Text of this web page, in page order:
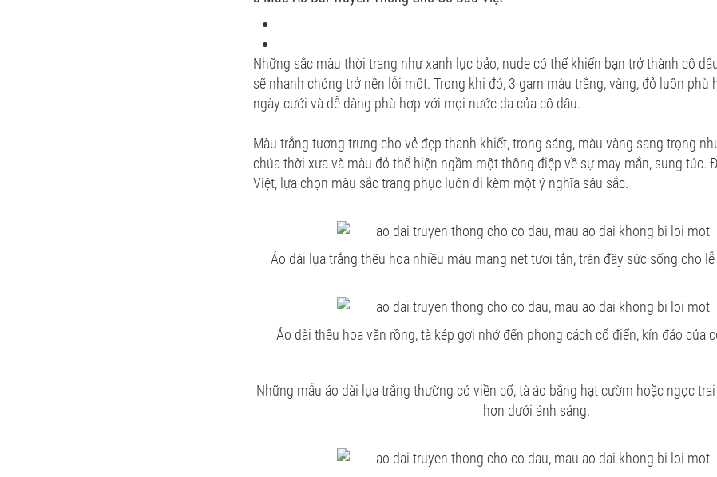
Những sắc màu thời trang như xanh lục bảo, nude có thể khiến bạn trở thành cô
sẽ nhanh chóng trở nên lỗi mốt. Trong khi đó, 3 gam màu trắng, vàng, đỏ luôn phù
ngày cưới và dễ dàng phù hợp với mọi nước da của cô dâu.
Màu trắng tượng trưng cho vẻ đẹp thanh khiết, trong sáng, màu vàng sang trọng
chúa thời xưa và màu đỏ thể hiện ngầm một thông điệp về sự may mắn, sung túc.
Việt, lựa chọn màu sắc trang phục luôn đi kèm một ý nghĩa sâu sắc.
Áo dài lụa trắng thêu hoa nhiều màu mang nét tươi tắn, tràn đầy sức sống cho
Áo dài thêu hoa văn rồng, tà kép gợi nhớ đến phong cách cổ điển, kín đáo của
Những mẫu áo dài lụa trắng thường có viền cổ, tà áo bằng hạt cườm hoặc ngọc
hơn dưới ánh sáng.